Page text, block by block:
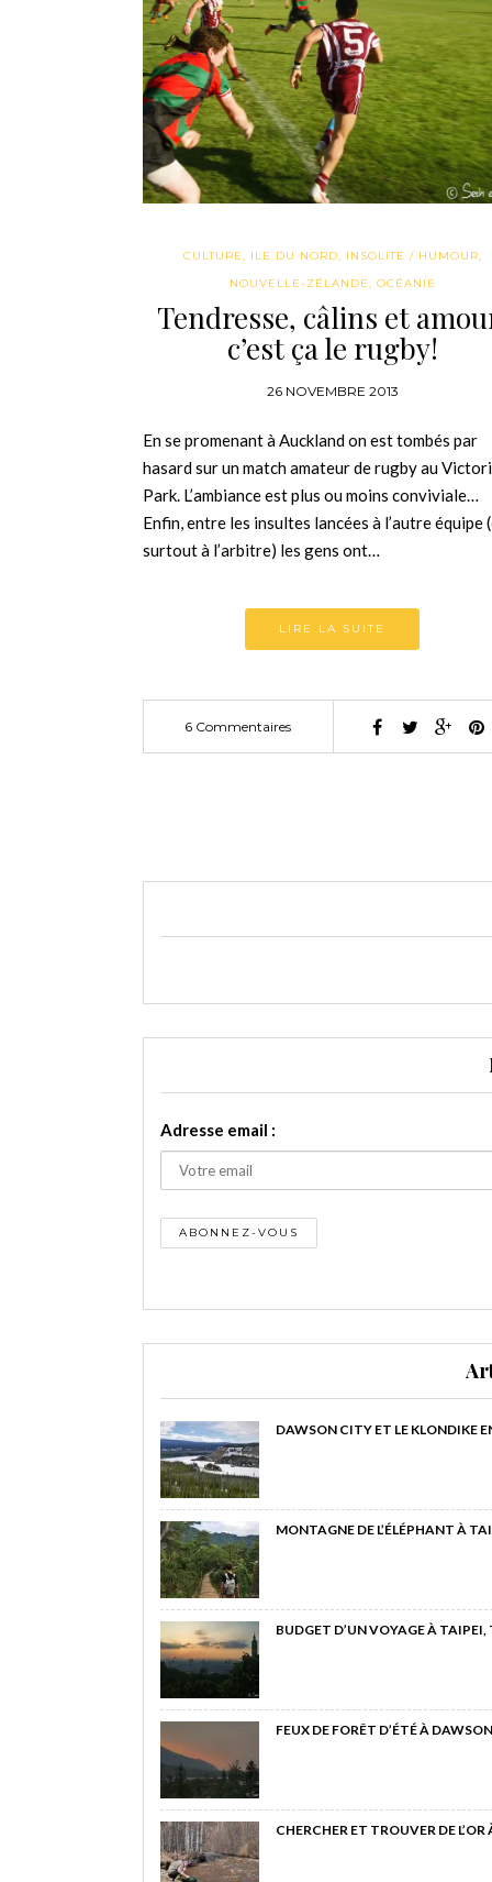
CULTURE, ILE DU NORD, INSOLITE / HUMOUR,
NOUVELLE-ZÉLANDE, OCÉANIE
Tendresse, câlins et
c’est ça le rugby!
26 NOVEMBRE 2013
En se promenant à Auckland on est tombés par
hasard sur un match amateur de rugby au
Park. L’ambiance est plus ou moins conviviale…
Enfin, entre les insultes lancées à l’autre équipe
surtout à l’arbitre) les gens ont…
LIRE LA SUITE
6 Commentaires
Adresse email :
DAWSON CITY ET LE KLONDIKE
MONTAGNE DE L’ÉLÉPHANT À
BUDGET D’UN VOYAGE À
FEUX DE FORÊT D’ÉTÉ À
CHERCHER ET TROUVER DE